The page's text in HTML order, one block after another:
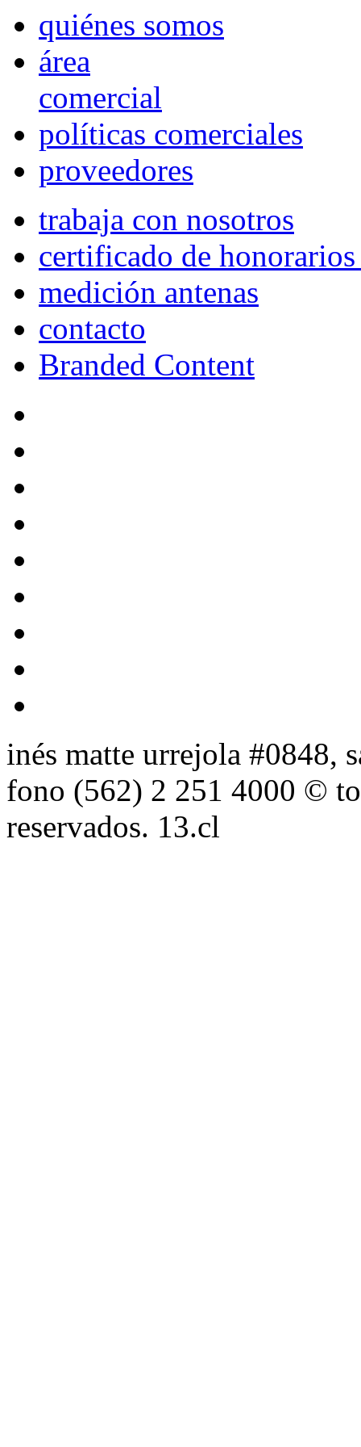
quiénes somos
área
comercial
políticas comerciales
proveedores
trabaja con nosotros
certificado de
medición antenas
contacto
Branded Content
inés matte urrejola #0848,
fono (562) 2 251 4000 ©
reservados. 13.cl